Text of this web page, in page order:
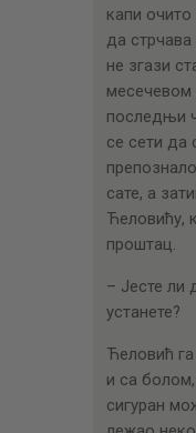
капи
да
не згази
месечевом
последњи
се сети да
сате, а
Ћеловићу,
проштац.
– Јесте ли
устанете?
Ћеловић
и са
сигуран